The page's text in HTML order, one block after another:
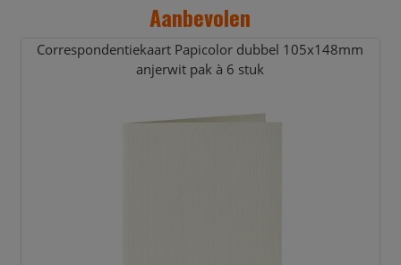
Aanbevolen
Correspondentiekaart Papicolor dubbel 105x148mm
anjerwit pak à 6 stuk